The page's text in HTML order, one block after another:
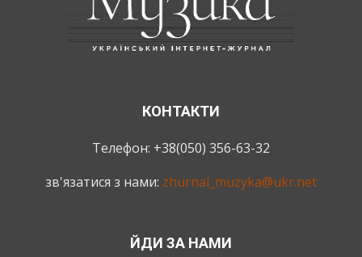
КОНТАКТИ
Телефон: +38(050) 356-63-32
зв'язатися з нами: zhurnal_muzyka@ukr.net
ЙДИ ЗА НАМИ